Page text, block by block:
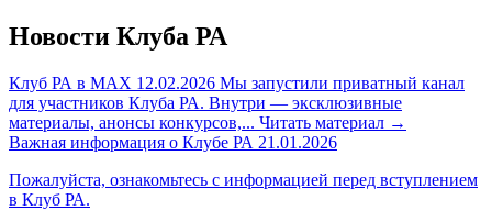
Новости Клуба РА
Клуб РА в MAX 12.02.2026 Мы запустили приватный канал
для участников Клуба РА. Внутри — эксклюзивные
материалы, анонсы конкурсов,... Читать материал →
Важная информация о Клубе РА 21.01.2026
Пожалуйста, ознакомьтесь с информацией перед вступлением
в Клуб РА.